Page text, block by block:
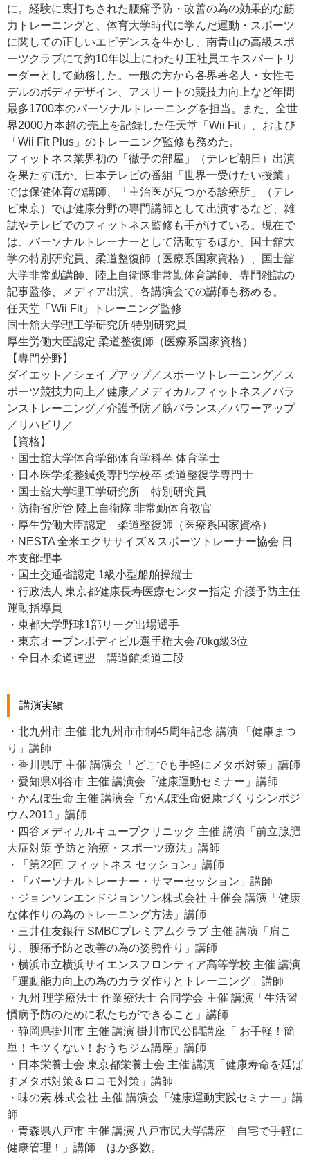
に。経験に裏打ちされた腰痛予防・改善の為の効果的な筋
力トレーニングと、体育大学時代に学んだ運動・スポーツ
に関しての正しいエビデンスを生かし、南青山の高級スポ
ーツクラブにて約10年以上にわたり正社員エキスパートリ
ーダーとして勤務した。一般の方から各界著名人・女性モ
デルのボディデザイン、アスリートの競技力向上など年間
最多1700本のパーソナルトレーニングを担当。また、全世
界2000万本超の売上を記録した任天堂「Wii Fit」、および
「Wii Fit Plus」のトレーニング監修も務めた。
フィットネス業界初の「徹子の部屋」（テレビ朝日）出演
を果たすほか、日本テレビの番組「世界一受けたい授業」
では保健体育の講師、「主治医が見つかる診療所」（テレ
ビ東京）では健康分野の専門講師として出演するなど、雑
誌やテレビでのフィットネス監修も手がけている。現在で
は、パーソナルトレーナーとして活動するほか、国士舘大
学の特別研究員、柔道整復師（医療系国家資格）、国士舘
大学非常勤講師、陸上自衛隊非常勤体育講師、専門雑誌の
記事監修、メディア出演、各講演会での講師も務める。
任天堂「Wii Fit」トレーニング監修
国士舘大学理工学研究所 特別研究員
厚生労働大臣認定 柔道整復師（医療系国家資格）
【専門分野】
ダイエット／シェイプアップ／スポーツトレーニング／ス
ポーツ競技力向上／健康／メディカルフィットネス／バラ
ンストレーニング／介護予防／筋バランス／パワーアップ
／リハビリ／
【資格】
・国士舘大学体育学部体育学科卒 体育学士
・日本医学柔整鍼灸専門学校卒 柔道整復学専門士
・国士舘大学理工学研究所 特別研究員
・防衛省所管 陸上自衛隊 非常勤体育教官
・厚生労働大臣認定 柔道整復師（医療系国家資格）
・NESTA 全米エクササイズ＆スポーツトレーナー協会 日
本支部理事
・国土交通省認定 1級小型船舶操縦士
・行政法人 東京都健康長寿医療センター指定 介護予防主任
運動指導員
・東都大学野球1部リーグ出場選手
・東京オープンボディビル選手権大会70kg級3位
・全日本柔道連盟 講道館柔道二段
講演実績
・北九州市 主催 北九州市市制45周年記念 講演 「健康まつ
り」講師
・香川県庁 主催 講演会「どこでも手軽にメタボ対策」講師
・愛知県刈谷市 主催 講演会「健康運動セミナー」講師
・かんぽ生命 主催 講演会「かんぽ生命健康づくりシンポジ
ウム2011」講師
・四谷メディカルキューブクリニック 主催 講演「前立腺肥
大症対策 予防と治療・スポーツ療法」講師
・「第22回 フィットネス セッション」講師
・「パーソナルトレーナー・サマーセッション」講師
・ジョンソンエンドジョンソン株式会社 主催会 講演「健康
な体作りの為のトレーニング方法」講師
・三井住友銀行 SMBCプレミアムクラブ 主催 講演「肩こ
り、腰痛予防と改善の為の姿勢作り」講師
・横浜市立横浜サイエンスフロンティア高等学校 主催 講演
「運動能力向上の為のカラダ作りとトレーニング」講師
・九州 理学療法士 作業療法士 合同学会 主催 講演「生活習
慣病予防のために私たちができること」講師
・静岡県掛川市 主催 講演 掛川市民公開講座「 お手軽！簡
単！キツくない！おうちジム講座」講師
・日本栄養士会 東京都栄養士会 主催 講演「健康寿命を延ば
すメタボ対策＆ロコモ対策」講師
・味の素 株式会社 主催 講演会「健康運動実践セミナー」講
師
・青森県八戸市 主催 講演 八戸市民大学講座「自宅で手軽に
健康管理！」講師 ほか多数。